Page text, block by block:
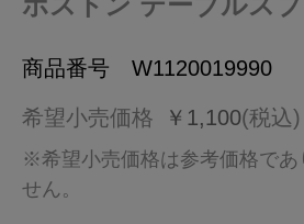
商品番号 W1120019990
希望小売価格 ￥1,100(税込)
※希望小売価格は参考価格で
せん。